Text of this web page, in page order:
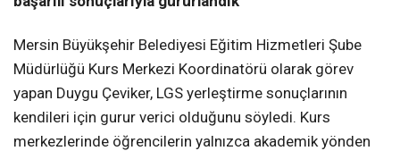
Mersin Büyükşehir Belediyesi Eğitim Hizmetleri Şube
Müdürlüğü Kurs Merkezi Koordinatörü olarak görev
yapan Duygu Çeviker, LGS yerleştirme sonuçlarının
kendileri için gurur verici olduğunu söyledi. Kurs
merkezlerinde öğrencilerin yalnızca akademik yönden